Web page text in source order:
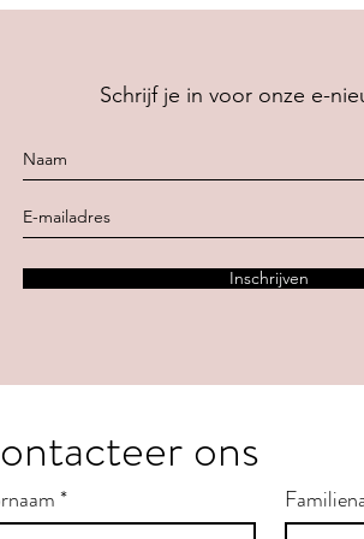
Schrijf je in voor onze e-
Inschrijven
ons
*